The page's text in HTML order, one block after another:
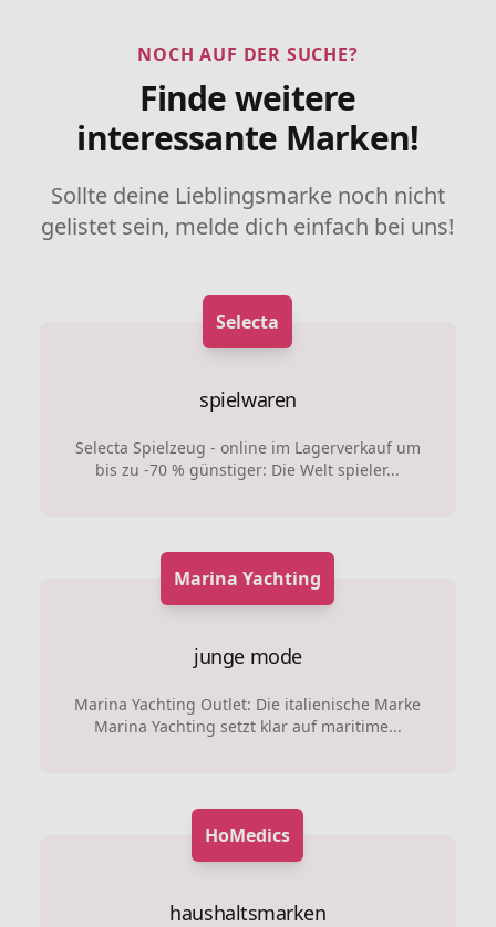
NOCH AUF DER SUCHE?
Finde weitere
interessante Marken!
Sollte deine Lieblingsmarke noch nicht
gelistet sein, melde dich einfach bei uns!
Selecta
spielwaren
Selecta Spielzeug - online im Lagerverkauf um
bis zu -70 % günstiger: Die Welt spieler...
Marina Yachting
junge mode
Marina Yachting Outlet: Die italienische Marke
Marina Yachting setzt klar auf maritime...
HoMedics
haushaltsmarken